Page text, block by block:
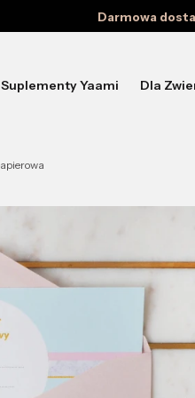
Darmowa
Suplementy Yaami Dla